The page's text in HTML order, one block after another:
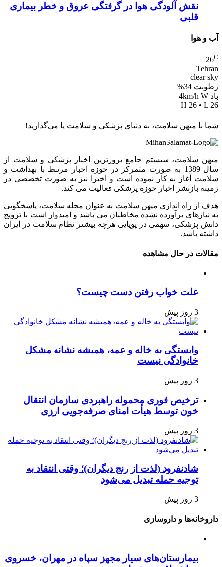
نقش آلودگی هوا در گرفتگی عروق و خطر بیماری
قلبی
آب و هوا
26C
Tehran
clear sky
رطوبت 34%
باد 4km/h W
H 26 • L 26
شما با میهن سلامت، به دنیای پزشکی و سلامت پا می‌گذارید!
میهن سلامت، سیستم جامع بروزترین اخبار پزشکی و سلامت از
سال 1389 به صورت متمرکز در حوزه اخبار مرتبط با بهداشت و
سلامت آغاز به کار نموده است و اخیرا نیز به صورت تخصصی در
زمینه بازنشر اخبار حوزه پزشکی فعالیت می کند.
هدف از راه اندازی میهن سلامت به عنوان مجله سلامت، پاسخگویی
به نیازهای برآورده نشده مخاطبان می باشد و امیدوار است با ترویج
دانش پزشکی، سهمی در پویایی هرچه بیشتر نظام سلامت در ایران
داشته باشد.
مقالات در حال مشاهده
علت خواب رفتن دست چیست؟
3 روز پیش
وابستگی به خاله و عمه، همیشه نشانه مشکل
خانوادگی نیست
3 روز پیش
ترخیص فوری محموله راهبردی سازمان انتقال
خون توسط هیأت امنای صرفه‌جویی ارزی
3 روز پیش
شادنفرود (لذت از رنج دیگران)؛ وقتی انتقاد به
توجیه حمله تبدیل می‌شود
3 روز پیش
داروخانه‌ها و داروسازی
بیمارستان‌های سیار مجهز سپاه در مهران، خسروی